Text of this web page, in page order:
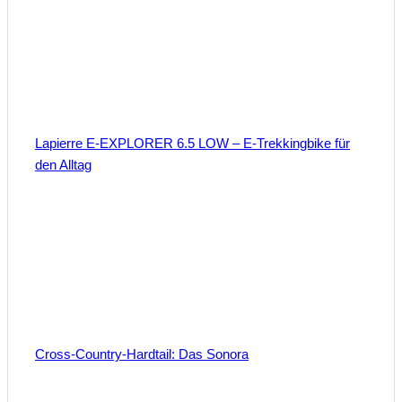
Lapierre E-EXPLORER 6.5 LOW – E-Trekkingbike für
den Alltag
Cross-Country-Hardtail: Das Sonora